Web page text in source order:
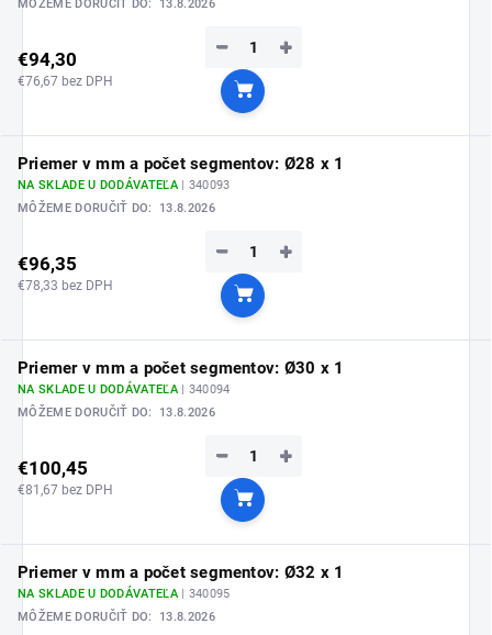
MÔŽEME DORUČIŤ DO: 13.8.2026
€94,30
€76,67 bez DPH
+
−
Do košíka
Priemer v mm a počet segmentov: Ø28 x 1
NA SKLADE U DODÁVATEĽA | 340093
MÔŽEME DORUČIŤ DO:
13.8.2026
€96,35
€78,33 bez DPH
+
−
Do košíka
Priemer v mm a počet segmentov: Ø30 x 1
NA SKLADE U DODÁVATEĽA | 340094
MÔŽEME DORUČIŤ DO:
13.8.2026
€100,45
€81,67 bez DPH
+
−
Do košíka
Priemer v mm a počet segmentov: Ø32 x 1
NA SKLADE U DODÁVATEĽA | 340095
MÔŽEME DORUČIŤ DO:
13.8.2026